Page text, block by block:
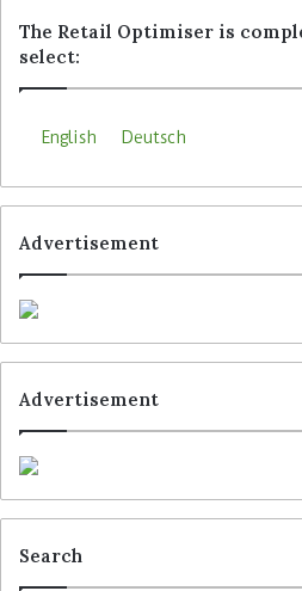
The Retail Optimiser is
select:
English Deutsch
Advertisement
Advertisement
Search